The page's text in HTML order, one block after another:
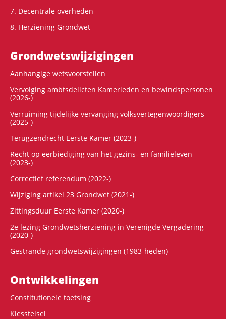
7. Decentrale overheden
8. Herziening Grondwet
Grondwets­wijzigingen
Aanhangige wetsvoorstellen
Vervolging ambtsdelicten Kamerleden en bewindspersonen
(2026-)
Verruiming tijdelijke vervanging volksvertegenwoordigers
(2025-)
Terugzendrecht Eerste Kamer (2023-)
Recht op eerbiediging van het gezins- en familieleven
(2023-)
Correctief referendum (2022-)
Wijziging artikel 23 Grondwet (2021-)
Zittingsduur Eerste Kamer (2020-)
2e lezing Grondwetsherziening in Verenigde Vergadering
(2020-)
Gestrande grondwetswijzigingen (1983-heden)
Ontwikke­lingen
Constitutionele toetsing
Kiesstelsel